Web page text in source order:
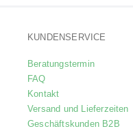
KUNDENSERVICE
Beratungstermin
FAQ
Kontakt
Versand und Lieferzeiten
Geschäftskunden B2B